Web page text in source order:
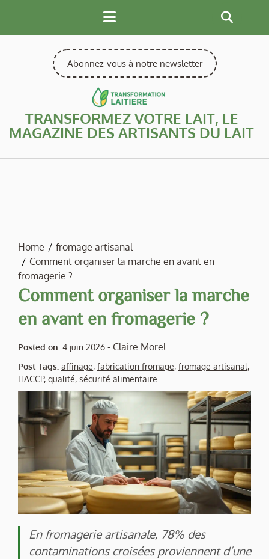
content
Abonnez-vous à notre newsletter
TRANSFORMEZ VOTRE LAIT, LE
MAGAZINE DES ARTISANTS DU LAIT
Home
fromage artisanal
Comment organiser la marche en avant en
fromagerie ?
Comment organiser la marche
en avant en fromagerie ?
Posted on: 4 juin 2026 - Claire Morel
Post Tags: affinage, fabrication fromage, fromage artisanal,
HACCP, qualité, sécurité alimentaire
En fromagerie artisanale, 78% des
contaminations croisées proviennent d’une